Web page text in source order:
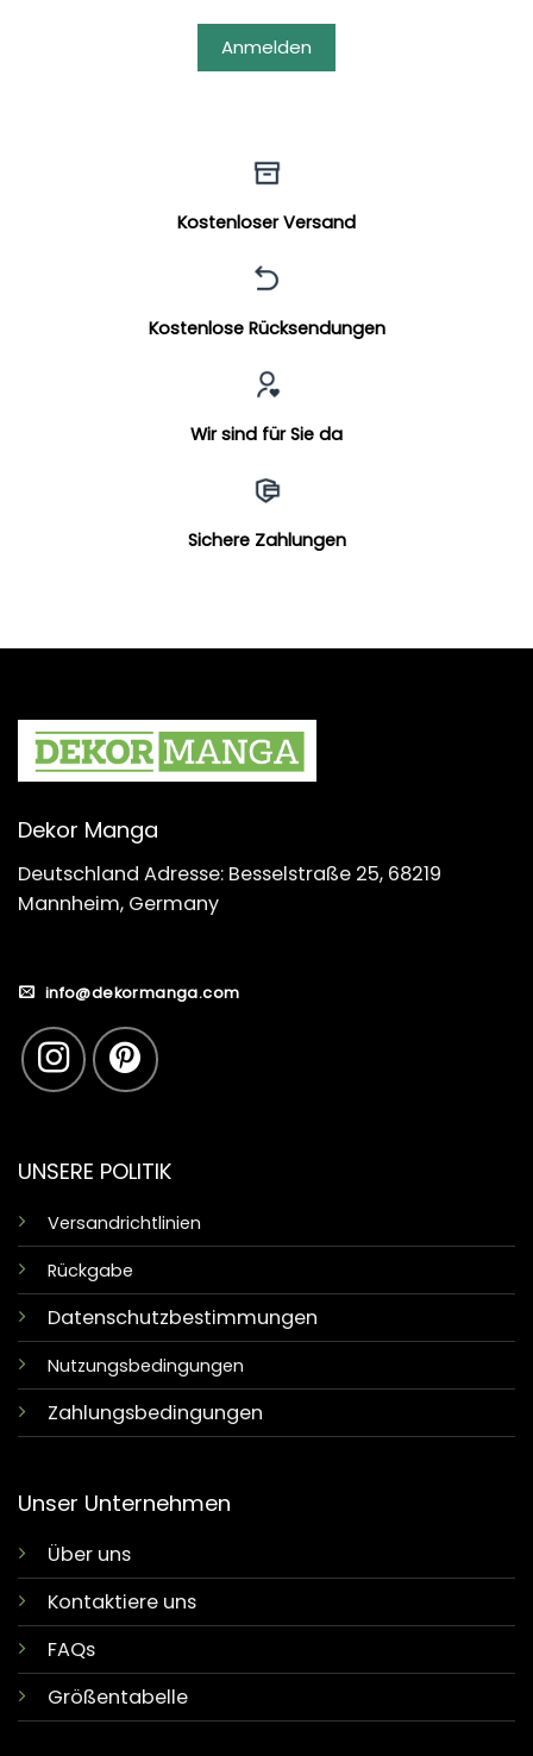
Anmelden
Kostenloser Versand
Kostenlose Rücksendungen
Wir sind für Sie da
Sichere Zahlungen
Dekor Manga
Deutschland Adresse: Besselstraße 25, 68219
Mannheim, Germany
info@dekormanga.com
UNSERE POLITIK
Versandrichtlinien
Rückgabe
Datenschutzbestimmungen
Nutzungsbedingungen
Zahlungsbedingungen
Unser Unternehmen
Über uns
Kontaktiere uns
FAQs
Größentabelle